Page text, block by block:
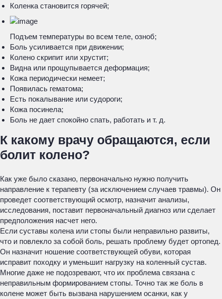
Коленка становится горячей;
Подъем температуры во всем теле, озноб;
Боль усиливается при движении;
Колено скрипит или хрустит;
Видна или прощупывается деформация;
Кожа периодически немеет;
Появилась гематома;
Есть покалывание или судороги;
Кожа посинела;
Боль не дает спокойно спать, работать и т. д.
К какому врачу обращаются, если
болит колено?
Как уже было сказано, первоначально нужно получить
направление к терапевту (за исключением случаев травмы). Он
проведет соответствующий осмотр, назначит анализы,
исследования, поставит первоначальный диагноз или сделает
предположения насчет него.
Если суставы колена или стопы были неправильно развиты,
что и повлекло за собой боль, решать проблему будет ортопед.
Он назначит ношение соответствующей обуви, которая
исправит походку и уменьшит нагрузку на коленный сустав.
Многие даже не подозревают, что их проблема связана с
неправильным формированием стопы. Точно так же боль в
колене может быть вызвана нарушением осанки, как у